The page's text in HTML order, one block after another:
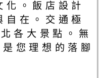
。飯店設計
在。交通極
各大景點。無
您理想的落腳